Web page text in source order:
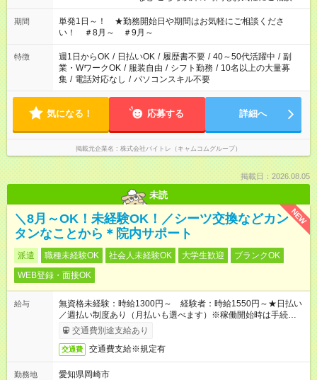
ださい！
期間
単発1日～！ ★勤務開始日や期間はお気軽にご相談くださ
い！ ＃8月～ ＃9月～
特徴 週1日からOK / 日払いOK / 履歴書不要 / 40～50代活躍中 / 副
業・WワークOK / 服装自由 / シフト勤務 / 10名以上の大量募
集 / 電話対応なし / パソコンスキル不要
気になる！ 応募する 詳細へ
掲載元企業名 株式会社バイトレ（キャムコムグループ）
掲載日：2026.08.05
未読
NEW
＼8月～OK！未経験OK！／シーツ交換などカン
タンなことから＊院内サポート
派遣 職種未経験OK 社会人未経験OK 大学生歓迎
ブランクOK
WEB登録・面接OK
給与
無資格未経験：時給1300円～ 経験者：時給1550円～★日払い
／週払い制度あり（月払いも選べます）※稼働開始時は手続き完
了次第のお支払いとなります。
交通費別途支給あり
交通費 交通費支給※規定有
勤務地
愛知県岡崎市